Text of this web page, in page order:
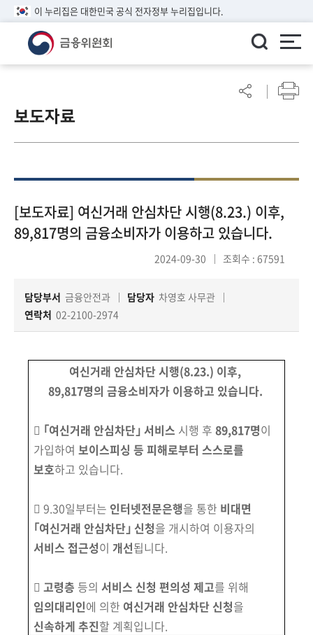
이 누리집은 대한민국 공식 전자정부 누리집입니다.
린
이알
참
여
마
책
마
보도자료
[보도자료] 여신거래 안심차단 시행(8.23.) 이후,
89,817명의 금융소비자가 이용하고 있습니다.
2024-09-30 조회수 : 67591
담당부서 금융안전과 담당자 차영호 사무관
연락처 02-2100-2974
여신거래 안심차단 시행(8.23.) 이후,
89,817명의 금융소비자가 이용하고 있습니다.
 ｢여신거래 안심차단｣ 서비스 시행 후 89,817명이
가입하여 보이스피싱 등 피해로부터 스스로를
보호하고 있습니다.
 9.30일부터는 인터넷전문은행을 통한 비대면
｢여신거래 안심차단｣ 신청을 개시하여 이용자의
서비스 접근성이 개선됩니다.
 고령층 등의 서비스 신청 편의성 제고를 위해
임의대리인에 의한 여신거래 안심차단 신청을
신속하게 추진할 계획입니다.